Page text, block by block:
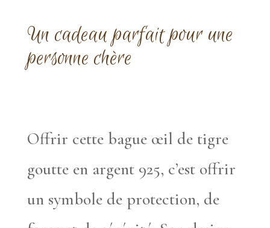
Un cadeau parfait pour une
personne chère
Offrir cette bague œil de tigre
goutte en argent 925, c’est offrir
un symbole de protection, de